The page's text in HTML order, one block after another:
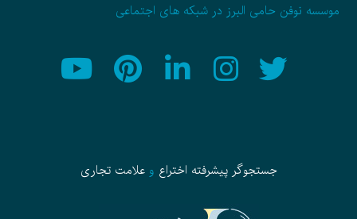
موسسه نوفن حامی البرز در شبکه های اجتماعی
جستجوگر پیشرفته اختراع وعلامت تجاری